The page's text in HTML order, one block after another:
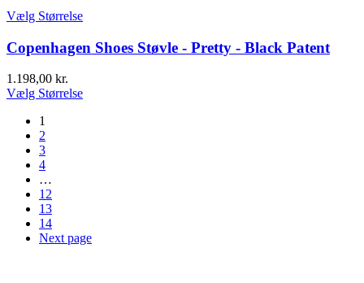
Vælg Størrelse
Copenhagen Shoes Støvle - Pretty - Black Patent
1.198,00 kr.
Vælg Størrelse
1
2
3
4
…
12
13
14
Next page